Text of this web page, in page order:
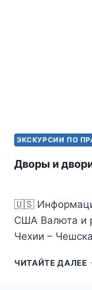
ЭКСКУРСИИ ПО
Дворы и
🇺🇸
США Валюта и
Чехии –
ЧИТАЙТЕ ДАЛЕЕ